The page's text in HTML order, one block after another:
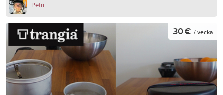
Petri
30 € / vecka